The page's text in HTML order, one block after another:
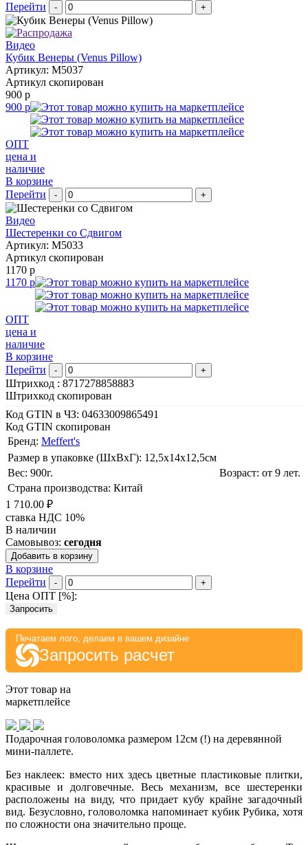
Перейти
- +
Видео
Кубик Венеры (Venus Pillow)
Артикул: M5037
Артикул скопирован
900 р
900 р
ОПТ
цена и
наличие
В корзине
Перейти
- +
Видео
Шестеренки со Сдвигом
Артикул: M5033
Артикул скопирован
1170 р
1170 р
ОПТ
цена и
наличие
В корзине
Перейти
- +
Штрихкод : 8717278858883
Штрихкод скопирован
Код GTIN в ЧЗ: 04633009865491
Код GTIN скопирован
Бренд: Meffert's
Размер в упаковке (ШхВxГ): 12,5х14х12,5cм
Вес: 900г.
Возраст: от 9 лет.
Страна производства: Китай
1 710.00 ₽
ставка НДС 10%
В наличии
Самовывоз: сегодня
Добавить в корзину
В корзине
Перейти
- +
Цена ОПТ [%]:
Запросить
Печатаем лого, делаем в вашем дизайне
Запросить расчет
Этот товар на
маркетплейсе
Подарочная головоломка размером 12см (!) на деревянной
мини-паллете.
Без наклеек: вместо них здесь цветные пластиковые плитки,
красивые и долговечные. Весь механизм, все шестеренки
расположены на виду, что придает кубу крайне загадочный
вид. Безусловно, головоломка напоминает кубик Рубика, хотя
по сложности она значительно проще.